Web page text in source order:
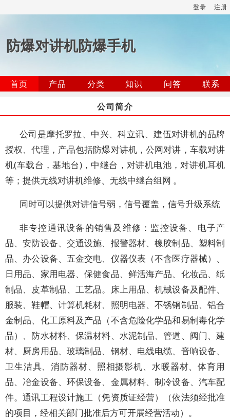
登录 注册
防爆对讲机防爆手机
首页 产品 分类 知识 问答
联系
公司简介
公司是摩托罗拉、中兴、科立讯、建伍对讲机的品牌
授权、代理，产品包括防爆对讲机，公网对讲，车载对讲
机(车载台，基地台)，中继台，对讲机电池，对讲机耳机
等；提供无线对讲机维修、无线中继台组网 。
同时可以提供对讲信号弱，信号覆盖，信号升级系统
非专控通讯设备的销售及维修：监控设备、电子产
品、安防设备、交通设施、报警器材、橡胶制品、塑料制
品、办公设备、五金交电、仪器仪表（不含医疗器械）、
日用品、家用电器、保健食品、鲜活海产品、化妆品、纸
制品、皮革制品、工艺品。床上用品、机械设备及配件、
服装、鞋帽、计算机耗材、照明电器、不锈钢制品、铝合
金制品、化工原料及产品（不含危险化学品和易制毒化学
品）、防水材料、保温材料、水泥制品、管道、阀门、建
材、厨房用品、玻璃制品、钢材、电线电缆、音响设备、
卫生洁具、消防器材、照相摄影机、水暖器材、体育用
品、冶金设备、环保设备、金属材料、制冷设备、汽车配
件。通讯工程设计施工（凭资质证经营）（依法须经批准
的项目，经相关部门批准后方可开展经营活动）。